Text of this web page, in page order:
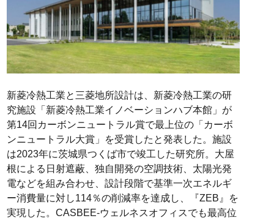
新菱冷熱工業と三菱地所設計は、新菱冷熱工業の研
究施設「新菱冷熱工業イノベーションハブ本館」が
第14回カーボンニュートラル賞で最上位の「カーボ
ンニュートラル大賞」を受賞したと発表した。施設
は2023年に茨城県つくば市で竣工した研究所。大屋
根による日射遮蔽、独自開発の空調技術、太陽光発
電などを組み合わせ、設計段階で基準一次エネルギ
ー消費量に対し114％の削減率を達成し、『ZEB』を
実現した。CASBEE-ウェルネスオフィスでも最高位